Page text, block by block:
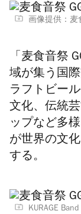
画像提供：麦
「麦食音祭
域が集う国
ラフトビー
文化、伝統
ップなど多
が世界の文
する。
KURAGE Band